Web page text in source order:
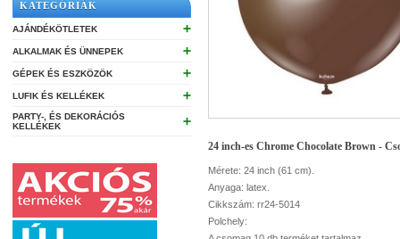
KATEGÓRIÁK
AJÁNDÉKÖTLETEK ➕
ALKALMAK ÉS ÜNNEPEK ➕
GÉPEK ÉS ESZKÖZÖK ➕
LUFIK ÉS KELLÉKEK ➕
PARTY-, ÉS DEKORÁCIÓS
KELLÉKEK
➕
24 inch-es Chrome Chocolate Brown -
Mérete: 24 inch (61 cm).
Anyaga: latex.
Cikkszám: rr24-5014
Polchely: